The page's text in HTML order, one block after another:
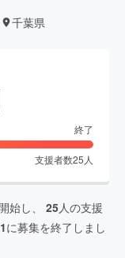
千葉県
終了
支援者数25 人
始し、 25人の支援
に募集を終了しまし